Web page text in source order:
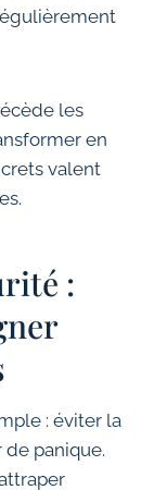
les
en
valent
:
: éviter la
panique.